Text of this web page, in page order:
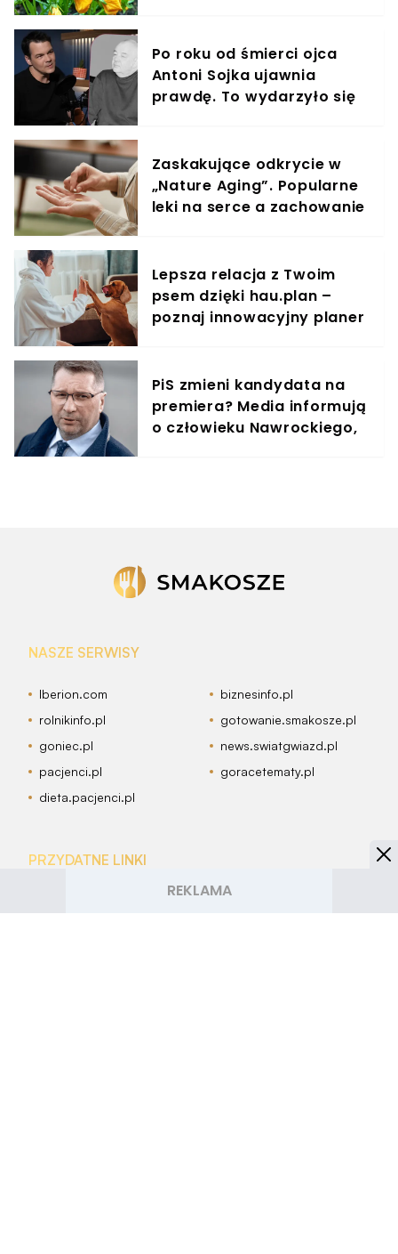
Po roku od śmierci ojca
Antoni Sojka ujawnia
prawdę. To wydarzyło się
Zaskakujące odkrycie w
„Nature Aging”. Popularne
leki na serce a zachowanie
Lepsza relacja z Twoim
psem dzięki hau.plan –
poznaj innowacyjny planer
PiS zmieni kandydata na
premiera? Media informują
o człowieku Nawrockiego,
NASZE SERWISY
Iberion.com
biznesinfo.pl
rolnikinfo.pl
gotowanie.smakosze.pl
goniec.pl
news.swiatgwiazd.pl
pacjenci.pl
goracetematy.pl
dieta.pacjenci.pl
PRZYDATNE LINKI